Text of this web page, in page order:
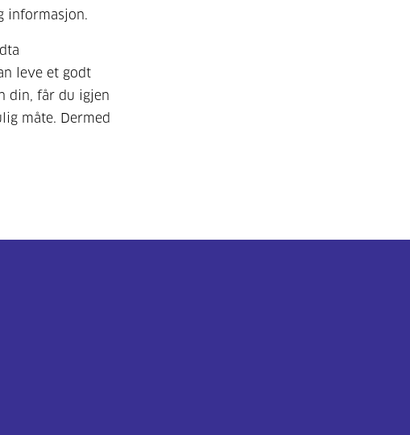
informasjon.
leve et godt
din, får du igjen
måte. Dermed